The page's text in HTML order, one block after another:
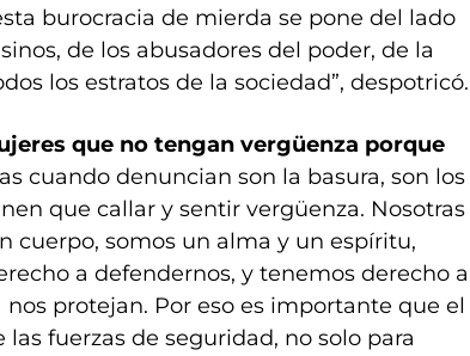
burocracia de mierda se pone del lado
de los abusadores del poder, de la
los estratos de la sociedad”, despotricó.
que no tengan vergüenza porque
cuando denuncian son la basura, son los
que callar y sentir vergüenza. Nosotras
cuerpo, somos un alma y un espíritu,
a defendernos, y tenemos derecho a
protejan. Por eso es importante que el
fuerzas de seguridad, no solo para